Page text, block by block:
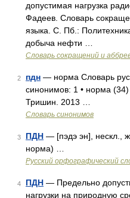
допустимая нагрузка
Фадеев. Словарь
языка. С. Пб.:
добыча нефти …
Словарь сокращений и
2 пдн — норма Словарь
синонимов: 1 • норма
Тришин. 2013 …
Словарь синонимов
3 ПДН — [пэдэ эн], нескл.,
норма) …
Русский орфографический
4 ПДН — Предельно
нагрузки на природную